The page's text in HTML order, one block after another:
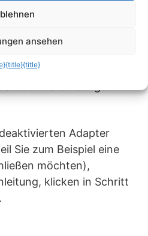
können Sie
Bluetooth-Adapter und
Rechner werden keine
Adapter
Sie zum Beispiel eine
möchten),
klicken in Schritt
.
ansehen
{title}{title}